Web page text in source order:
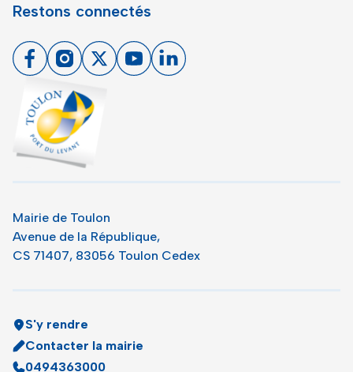
Restons connectés
FacebookInstagram
X YoutubeLinkedin
Mairie de Toulon
Avenue de la République,
CS 71407, 83056 Toulon Cedex
S'y rendre
Contacter la mairie
0494363000